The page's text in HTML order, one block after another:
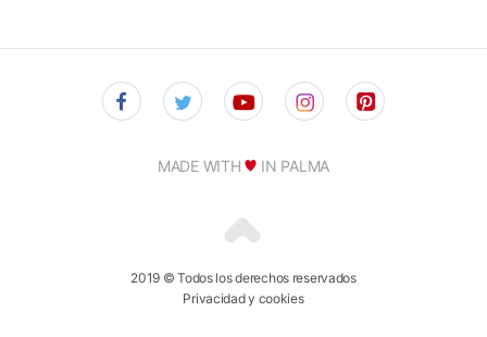
2019 © Todos los derechos reservados
Privacidad y cookies
MADE WITH IN PALMA